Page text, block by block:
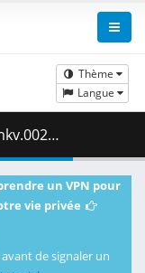
Thème
Langue
MB )
un VPN pour
vie privée
de signaler un